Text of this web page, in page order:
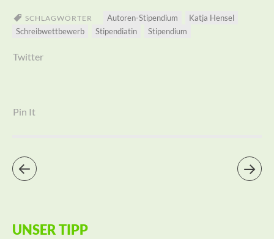
SCHLAGWÖRTER Autoren-Stipendium
Katja Hensel
Schreibwettbewerb
Stipendiatin Stipendium
Twitter
Pin It
UNSER TIPP